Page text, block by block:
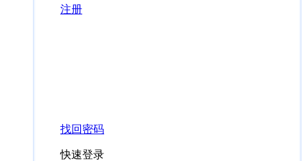
注册
找回密码
快速登录